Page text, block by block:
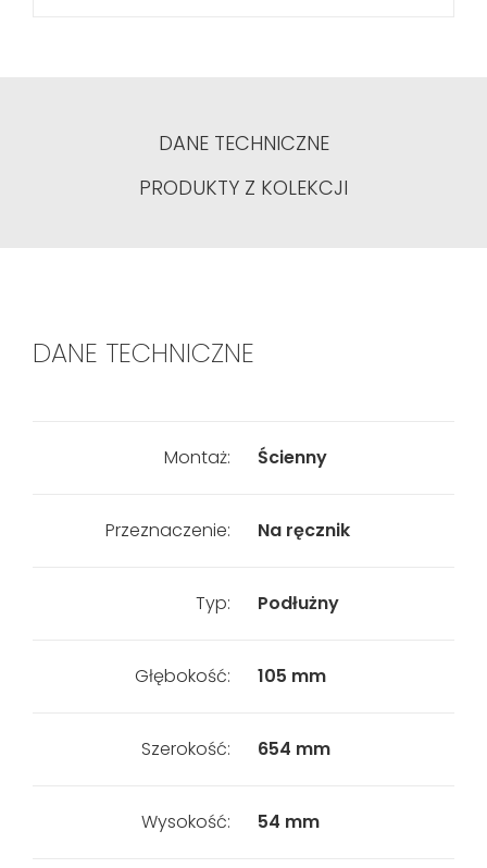
DANE TECHNICZNE
PRODUKTY Z KOLEKCJI
DANE TECHNICZNE
Montaż: Ścienny
Przeznaczenie: Na ręcznik
Typ: Podłużny
Głębokość: 105 mm
Szerokość: 654 mm
Wysokość: 54 mm